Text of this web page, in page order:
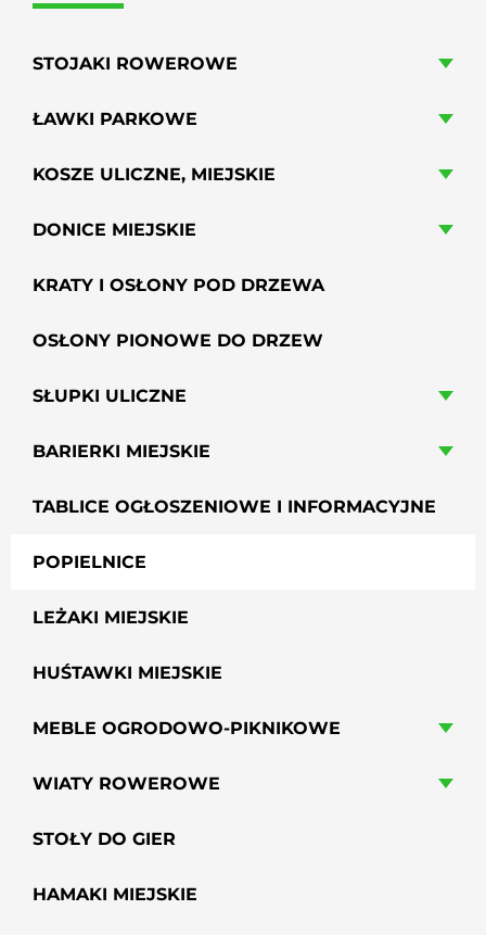
STOJAKI ROWEROWE
ŁAWKI PARKOWE
KOSZE ULICZNE, MIEJSKIE
DONICE MIEJSKIE
KRATY I OSŁONY POD DRZEWA
OSŁONY PIONOWE DO DRZEW
SŁUPKI ULICZNE
BARIERKI MIEJSKIE
TABLICE OGŁOSZENIOWE I INFORMACYJNE
POPIELNICE
LEŻAKI MIEJSKIE
HUŚTAWKI MIEJSKIE
MEBLE OGRODOWO-PIKNIKOWE
WIATY ROWEROWE
STOŁY DO GIER
HAMAKI MIEJSKIE